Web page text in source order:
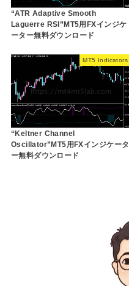
“ATR Adaptive Smooth
Laguerre RSI”MT5用FXインジケ
ーター無料ダウンロード
MT5 Indicators
“Keltner Channel
Oscillator”MT5用FXインジケータ
ー無料ダウンロード